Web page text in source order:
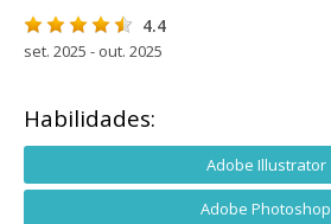
4.4
set. 2025 - out. 2025
Habilidades:
Adobe Illustrator
Adobe Photoshop